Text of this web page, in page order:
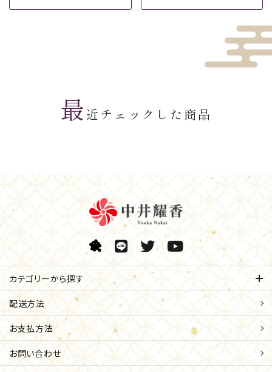
最 近チェックした商品
カテゴリーから探す
配送方法
お支払方法
お問い合わせ